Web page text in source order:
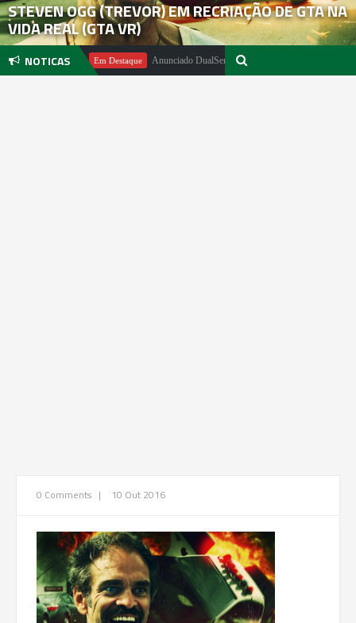
STEVEN OGG (TREVOR) EM RECRIAÇÃO DE GTA NA
VIDA REAL (GTA VR)
NOTICAS
Pachter Em Destaque Anunciado DualSense The Last of Us Limited Edition
0 Comments | 10 Out 2016